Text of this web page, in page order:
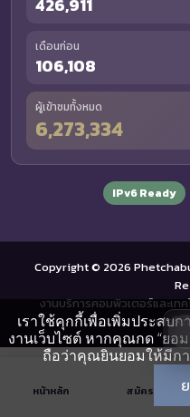
426,911
เดือนก่อน
106,108
ผู้เข้าชมทั้งหมด
6,273,334
IPv6 Ready
Copyright © 2026
งานบริการคอมพิวเตอร์และเท
เทคโ
หน้าหลัก สมัครเรียน
เราใช้คุกกี้เพื่อเพิ่มประสบ
งานเว็บไซต์ หากคุณกด “ยอ
ถือว่าคุณยินยอมให้มีก